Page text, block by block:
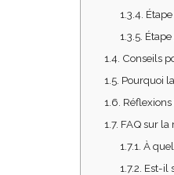
1.3.4.
1.3.5.
1.4. Conseils
1.5. Pourquoi
1.6.
1.7. FAQ sur la
1.7.1. À
1.7.2. Est-il